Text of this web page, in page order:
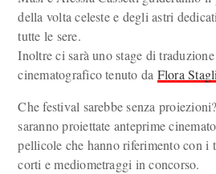
della volta celeste e degli astri
tutte le sere.
Inoltre ci sarà uno stage di
cinematografico tenuto da Flora
Che festival sarebbe senza
saranno proiettate anteprime
pellicole che hanno riferimento con i
corti e mediometraggi in concorso.